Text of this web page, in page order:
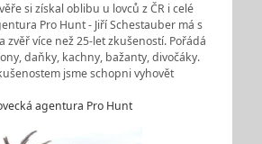
si získal oblibu u lovců z ČR i celé
Pro Hunt - Jiří Schestauber má s
více než 25-let zkušeností. Pořádá
daňky, kachny, bažanty, divočáky.
jsme schopni vyhovět
agentura Pro Hunt